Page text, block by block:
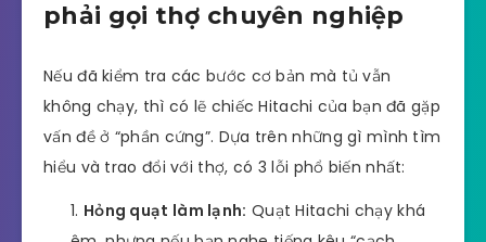
phải gọi thợ chuyên nghiệp
Nếu đã kiểm tra các bước cơ bản mà tủ vẫn
không chạy, thì có lẽ chiếc Hitachi của bạn đã gặp
vấn đề ở “phần cứng”. Dựa trên những gì mình tìm
hiểu và trao đổi với thợ, có 3 lỗi phổ biến nhất:
Hỏng quạt làm lạnh: Quạt Hitachi chạy khá